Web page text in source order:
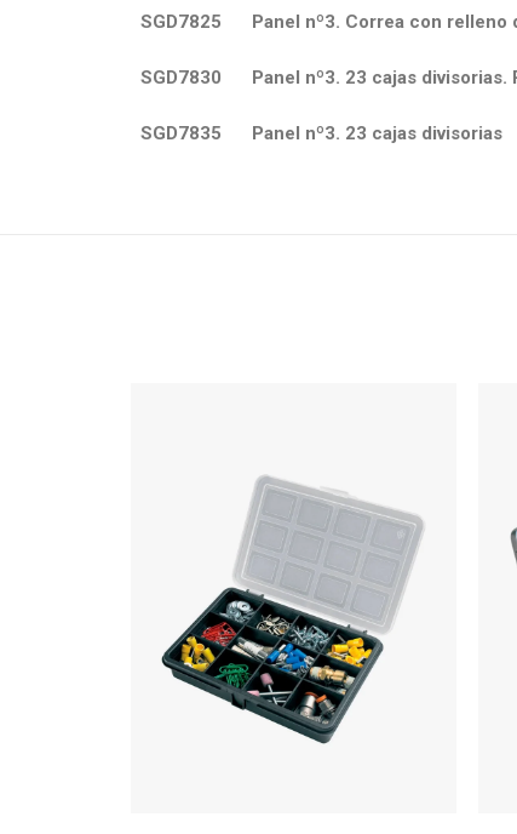
SGD7825 Panel nº3. Correa con
SGD7830 Panel nº3. 23 cajas
SGD7835 Panel nº3. 23 cajas divisorias